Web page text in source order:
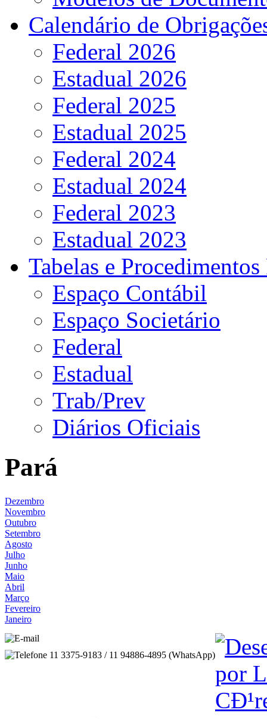
Calendário de
Federal 2026
Estadual 2026
Federal 2025
Estadual 2025
Federal 2024
Estadual 2024
Federal 2023
Estadual 2023
Tabelas e
Espaço Contábil
Espaço Societário
Federal
Estadual
Trab/Prev
Diários Oficiais
Pará
Dezembro
Novembro
Outubro
Setembro
Agosto
Julho
Junho
Maio
Abril
Março
Fevereiro
Janeiro
11 3375-9183 / 11 94886-4895 (WhatsApp)